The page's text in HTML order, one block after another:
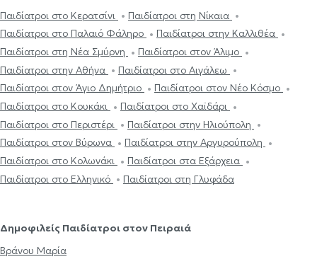
Παιδίατροι στο Κερατσίνι
Παιδίατροι στη Νίκαια
Παιδίατροι στο Παλαιό Φάληρο
Παιδίατροι στην Καλλιθέα
Παιδίατροι στη Νέα Σμύρνη
Παιδίατροι στον Άλιμο
Παιδίατροι στην Αθήνα
Παιδίατροι στο Αιγάλεω
Παιδίατροι στον Άγιο Δημήτριο
Παιδίατροι στον Νέο Κόσμο
Παιδίατροι στο Κουκάκι
Παιδίατροι στο Χαϊδάρι
Παιδίατροι στο Περιστέρι
Παιδίατροι στην Ηλιούπολη
Παιδίατροι στον Βύρωνα
Παιδίατροι στην Αργυρούπολη
Παιδίατροι στο Κολωνάκι
Παιδίατροι στα Εξάρχεια
Παιδίατροι στο Ελληνικό
Παιδίατροι στη Γλυφάδα
Δημοφιλείς Παιδίατροι στον Πειραιά
Βράνου Μαρία